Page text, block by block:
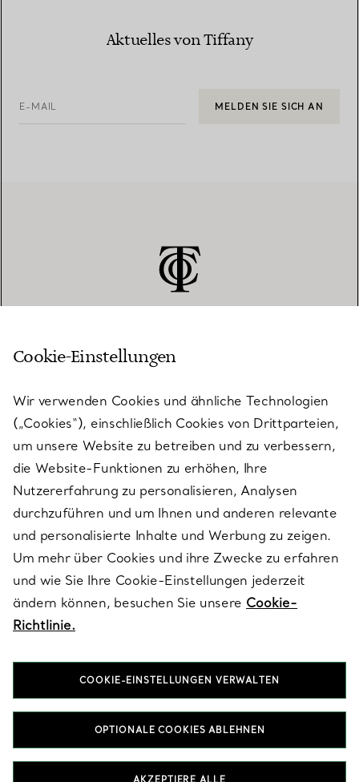
Aktuelles von Tiffany
E-MAIL MELDEN SIE SICH AN
KUNDENSERVICE
SERVICES
ÜBER TIFFANY & CO.
RECHTLICHE HINWEISE
FOLGEN SIE UNS
T&Co. 2026
Cookie-Einstellungen
Wir verwenden Cookies und ähnliche Technologien
(„Cookies“), einschließlich Cookies von Drittparteien,
um unsere Website zu betreiben und zu verbessern,
die Website-Funktionen zu erhöhen, Ihre
Nutzererfahrung zu personalisieren, Analysen
durchzuführen und um Ihnen und anderen relevante
und personalisierte Inhalte und Werbung zu zeigen.
Um mehr über Cookies und ihre Zwecke zu erfahren
und wie Sie Ihre Cookie-Einstellungen jederzeit
ändern können, besuchen Sie unsere Cookie-
Richtlinie.
COOKIE-EINSTELLUNGEN VERWALTEN
OPTIONALE COOKIES ABLEHNEN
AKZEPTIERE ALLE